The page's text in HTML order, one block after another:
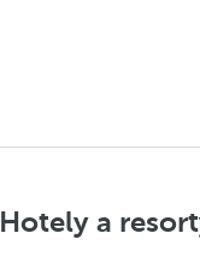
Hotely a